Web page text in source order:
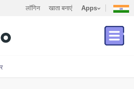
लॉगिन खाता बनाएं Apps